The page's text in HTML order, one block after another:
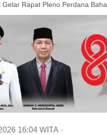
Gelar Rapat Pleno Perdana
16:04 WITA ·